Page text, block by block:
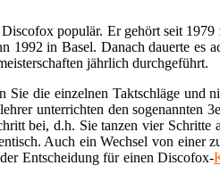
populär. Er gehört seit
1992 in Basel. Danach dauerte es
jährlich durchgeführt.
Sie die einzelnen Taktschläge und
unterrichten den sogenannten
bei, d.h. Sie tanzen vier
Auch ein Wechsel von einer
Entscheidung für einen Discofox-